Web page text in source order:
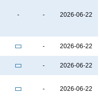
- - 2026-06-22
- 2026-06-22
- 2026-06-22
- 2026-06-22